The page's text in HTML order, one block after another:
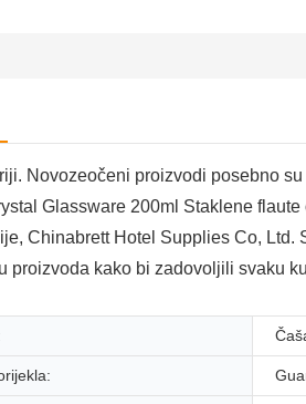
Novozeočeni proizvodi posebno
Glassware 200ml Staklene
Chinabrett Hotel Supplies Co, Ltd.
kako bi zadovoljili svaku